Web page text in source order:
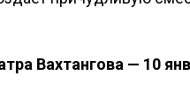
Вахтангова — 10